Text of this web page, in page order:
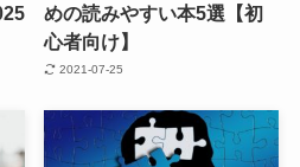
めの読みやすい本5選【初
心者向け】
2021-07-25